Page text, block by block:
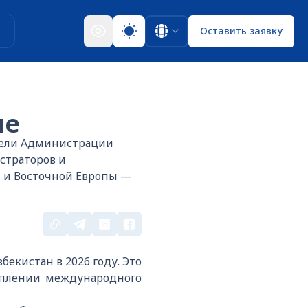
Оставить заявку
Администрации
и
и Восточной Европы —
в 2026 году. Это
международного